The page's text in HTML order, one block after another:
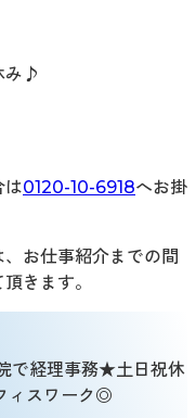
み♪
は0120-10-6918へお掛
お仕事紹介までの間
きます。
で経理事務★土日祝休
ィスワーク◎